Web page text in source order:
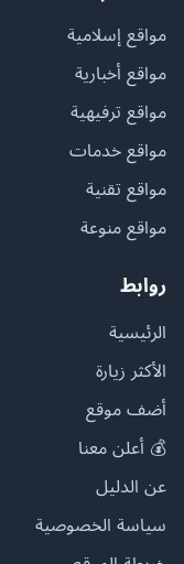
مواقع إسلامية
مواقع أخبارية
مواقع ترفيهية
مواقع خدمات
مواقع تقنية
مواقع منوعة
روابط
الرئيسية
الأكثر زيارة
أضف موقع
💰 أعلن معنا
عن الدليل
سياسة الخصوصية